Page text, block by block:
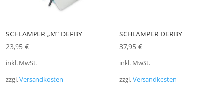
SCHLAMPER „M“ DERBY
23,95 €
inkl. MwSt.
zzgl.Versandkosten
SCHLAMPER DERBY
37,95 €
inkl. MwSt.
zzgl.Versandkosten